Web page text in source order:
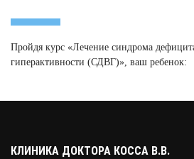
Пройдя курс «Лечение синдрома
гиперактивности (СДВГ)», ваш ребенок:
КЛИНИКА ДОКТОРА КОССА В.В.